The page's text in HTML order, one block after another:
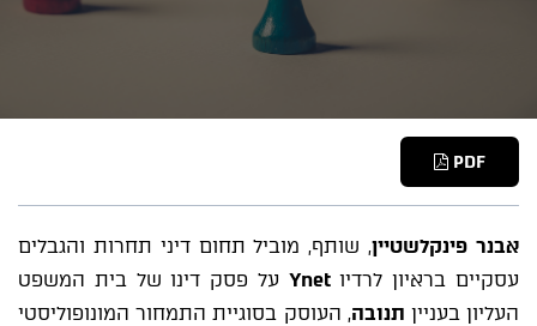
PDF
אבנר פינקלשטיין, שותף, מוביל תחום דיני תחרות והגבלים
עסקיים בראיון לרדיוYnet על פסק דינו של בית המשפט
העליון בעניין תנובה, העוסק בסוגיית התמחור המונופוליסטי